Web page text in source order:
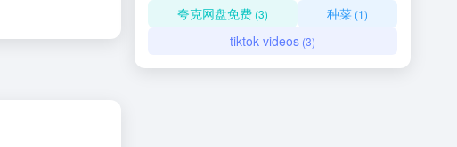
夸克网盘免费 (3) 种菜 (1)
tiktok videos (3)